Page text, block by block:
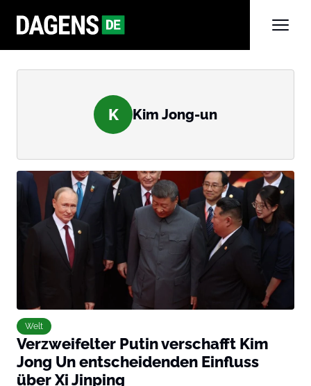
K Kim Jong-un
Welt
Verzweifelter Putin verschafft Kim
Jong Un entscheidenden Einfluss
über Xi Jinping